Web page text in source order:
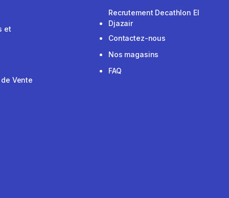
et
Vente
Recrutement Decathlon El
Djazair
Contactez-nous
Nos magasins
FAQ